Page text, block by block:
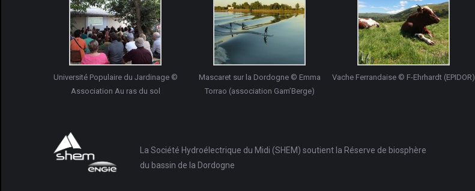
Université Populaire du Jardinage ©
Association Au ras du sol
Mascaret sur la Dordogne © Emma
Torrao (association Gam’Berge)
Vache Ferrandaise © F-Ehrhardt (EPIDOR)
La Société Hydroélectrique du Midi (SHEM) soutient la Réserve de biosphère
du bassin de la Dordogne